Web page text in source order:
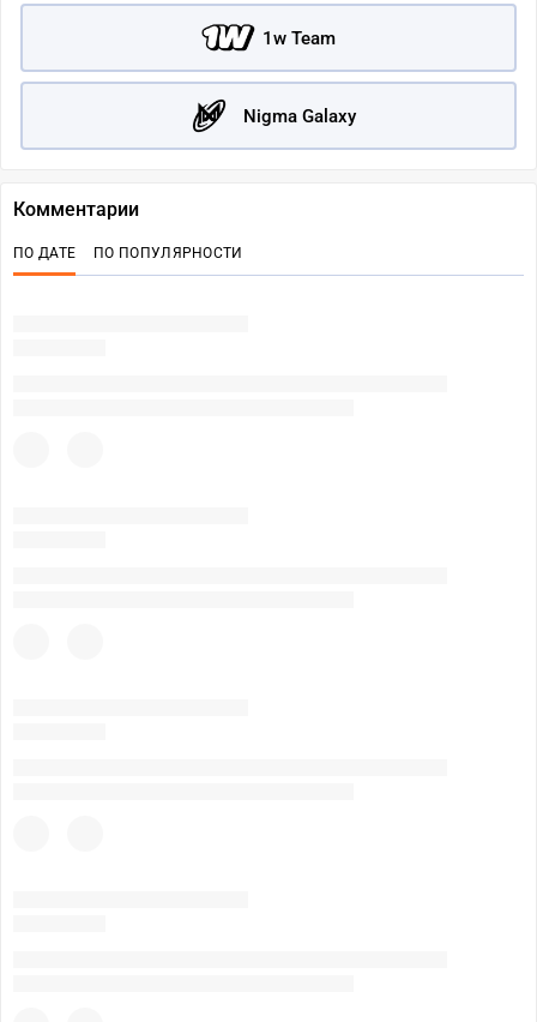
1w Team
Nigma Galaxy
Комментарии
ПО ДАТЕ ПО ПОПУЛЯРНОСТИ